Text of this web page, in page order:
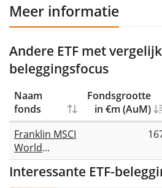
Meer informatie
Andere ETF met
beleggingsfocus
Naam
fonds
Fondsgrootte
in €m (AuM)
Franklin MSCI
World
Catholic
Principles
Interessante ETF-